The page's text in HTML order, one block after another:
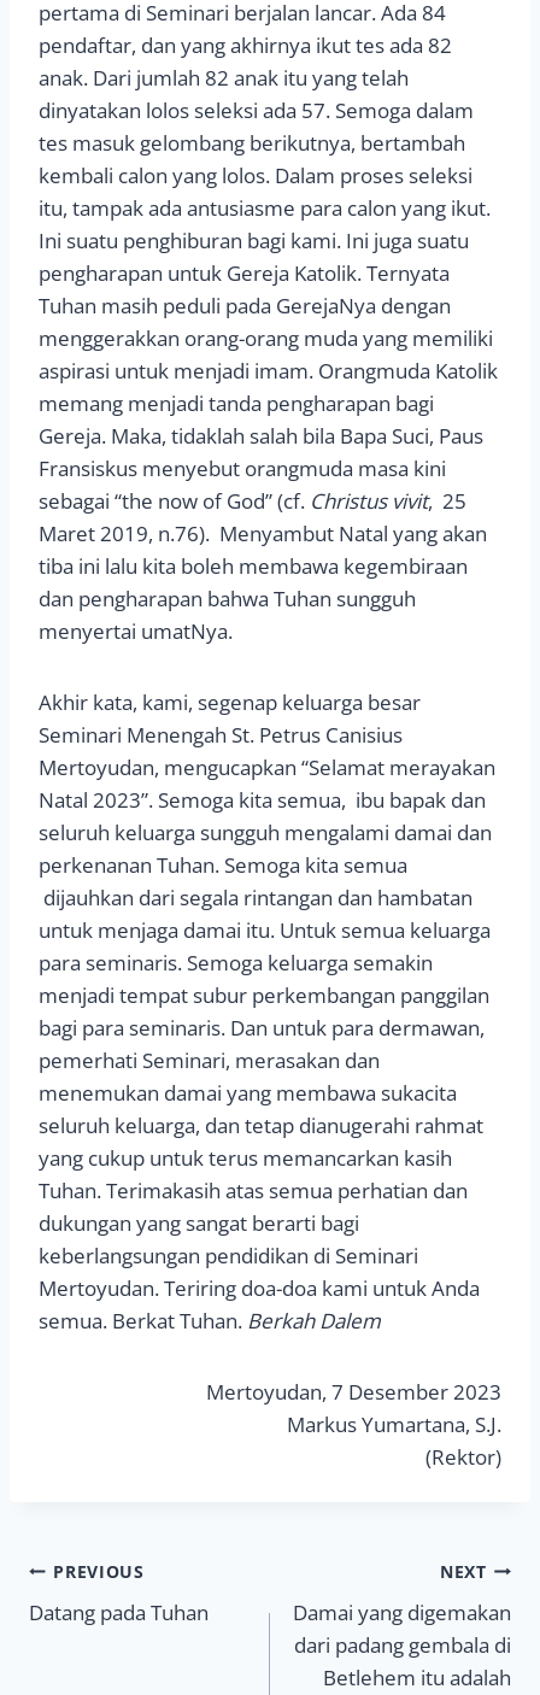
pertama di Seminari berjalan lancar. Ada 84
pendaftar, dan yang akhirnya ikut tes ada 82
anak. Dari jumlah 82 anak itu yang telah
dinyatakan lolos seleksi ada 57. Semoga dalam
tes masuk gelombang berikutnya, bertambah
kembali calon yang lolos. Dalam proses seleksi
itu, tampak ada antusiasme para calon yang ikut.
Ini suatu penghiburan bagi kami. Ini juga suatu
pengharapan untuk Gereja Katolik. Ternyata
Tuhan masih peduli pada GerejaNya dengan
menggerakkan orang-orang muda yang memiliki
aspirasi untuk menjadi imam. Orangmuda Katolik
memang menjadi tanda pengharapan bagi
Gereja. Maka, tidaklah salah bila Bapa Suci, Paus
Fransiskus menyebut orangmuda masa kini
sebagai “the now of God” (cf. Christus vivit, 25
Maret 2019, n.76). Menyambut Natal yang akan
tiba ini lalu kita boleh membawa kegembiraan
dan pengharapan bahwa Tuhan sungguh
menyertai umatNya.
Akhir kata, kami, segenap keluarga besar
Seminari Menengah St. Petrus Canisius
Mertoyudan, mengucapkan “Selamat merayakan
Natal 2023”. Semoga kita semua, ibu bapak dan
seluruh keluarga sungguh mengalami damai dan
perkenanan Tuhan. Semoga kita semua
dijauhkan dari segala rintangan dan hambatan
untuk menjaga damai itu. Untuk semua keluarga
para seminaris. Semoga keluarga semakin
menjadi tempat subur perkembangan panggilan
bagi para seminaris. Dan untuk para dermawan,
pemerhati Seminari, merasakan dan
menemukan damai yang membawa sukacita
seluruh keluarga, dan tetap dianugerahi rahmat
yang cukup untuk terus memancarkan kasih
Tuhan. Terimakasih atas semua perhatian dan
dukungan yang sangat berarti bagi
keberlangsungan pendidikan di Seminari
Mertoyudan. Teriring doa-doa kami untuk Anda
semua. Berkat Tuhan. Berkah Dalem
Mertoyudan, 7 Desember 2023
Markus Yumartana, S.J.
(Rektor)
Navigasi
pos
PREVIOUS
Datang pada Tuhan
NEXT
Damai yang digemakan
dari padang gembala di
Betlehem itu adalah